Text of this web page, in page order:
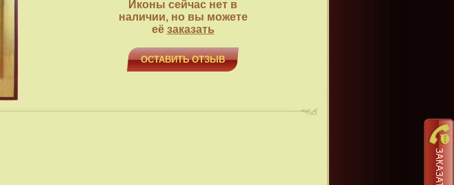
Иконы сейчас нет в
наличии, но вы можете
её заказать
ОСТАВИТЬ ОТЗЫВ